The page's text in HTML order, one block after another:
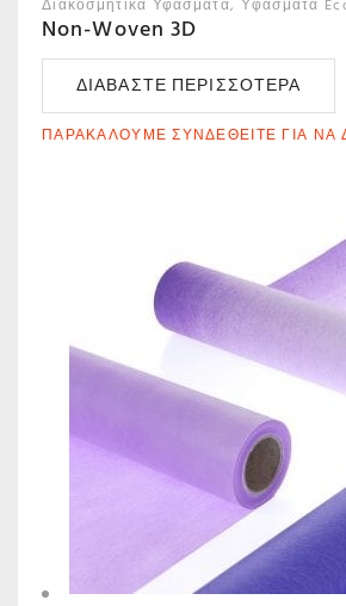
Διακοσμητικά Υφάσματα Υφάσματα
Non-Woven 3D
ΔΙΑΒΆΣΤΕ ΠΕΡΙΣΣΌΤΕΡΑ
ΠΑΡΑΚΑΛΟΎΜΕ ΣΥΝΔΕΘΕΊΤΕ ΓΙΑ ΝΑ